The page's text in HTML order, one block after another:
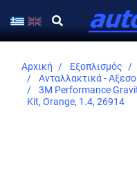
Αρχική Εξοπλισμός
Ανταλλακτικά -
3M Performance
Kit, Orange, 1.4, 26914